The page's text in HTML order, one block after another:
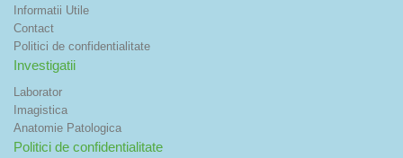
Informatii Utile
Contact
Politici de confidentialitate
Investigatii
Laborator
Imagistica
Anatomie Patologica
Politici de confidentialitate